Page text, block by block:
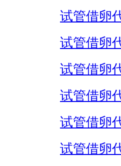
试管借卵
试管借卵
试管借卵
试管借卵
试管借卵
试管借卵